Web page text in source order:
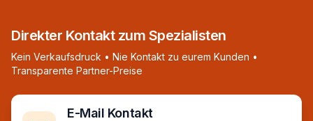
Direkter Kontakt zum Spezialisten
Kein Verkaufsdruck • Nie Kontakt zu eurem Kunden •
Transparente Partner-Preise
E-Mail Kontakt